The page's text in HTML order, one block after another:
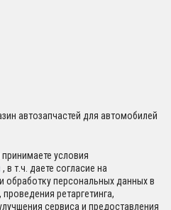
автозапчастей для автомобилей
условия
, в т.ч. даете согласие на
обработку персональных данных в
ретаргетинга,
сервиса и предоставления